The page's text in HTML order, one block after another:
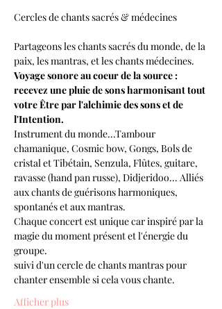
Partageons les chants sacrés du monde, de la
paix, les mantras, et les chants médecines.
Voyage sonore au coeur de la source :
recevez une pluie de sons harmonisant tout
votre Être par l'alchimie des sons et de
l'Intention.
Instrument du monde...Tambour
chamanique, Cosmic bow, Gongs, Bols de
cristal et Tibétain, Senzula, Flûtes, guitare,
ravasse (hand pan russe), Didjeridoo... Alliés
aux chants de guérisons harmoniques,
spontanés et aux mantras.
Chaque concert est unique car inspiré par la
magie du moment présent et l'énergie du
groupe.
suivi d'un cercle de chants mantras pour
chanter ensemble si cela vous chante.
Afficher plus